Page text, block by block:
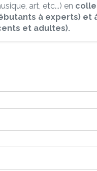
art, etc...) en
à experts) et
et adultes).